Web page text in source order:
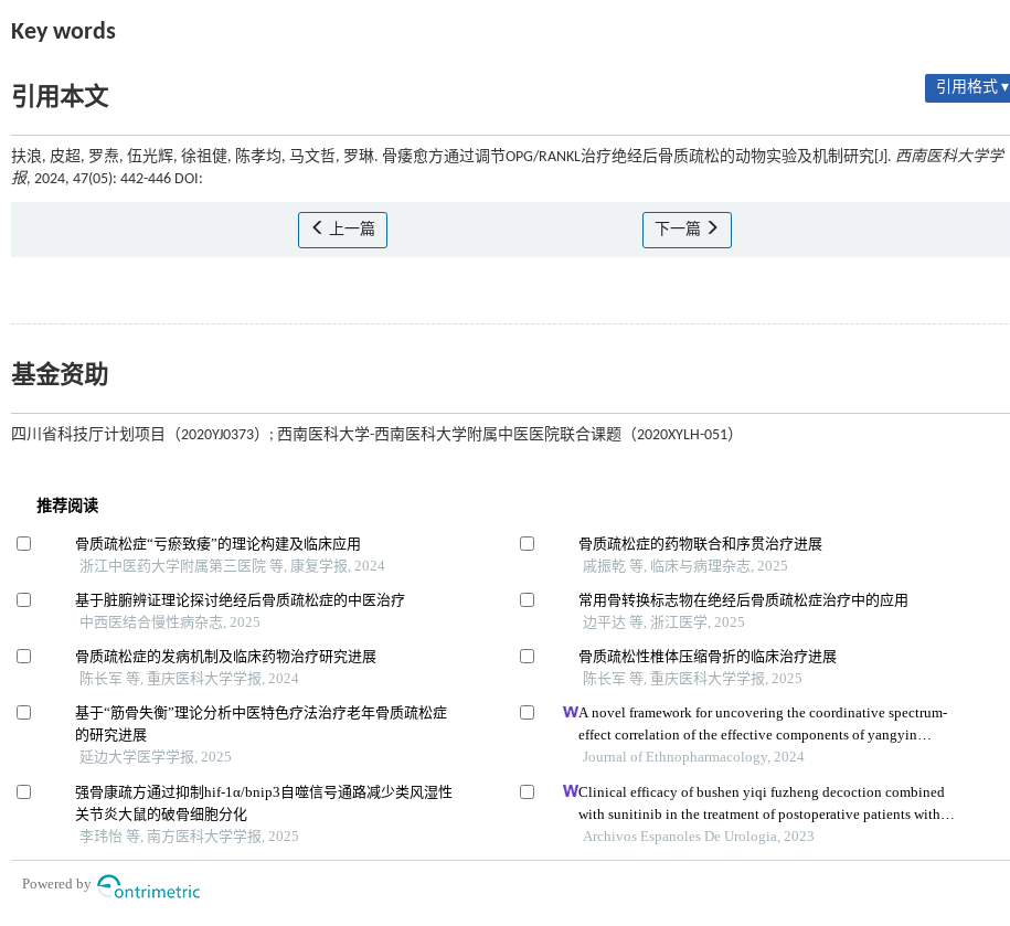
Key words
引用本文 引用格式 ▾
扶浪, 皮超, 罗焘, 伍光辉, 徐祖健, 陈孝均, 马文哲, 罗琳. 骨痿愈方通过调节OPG/RANKL治疗绝经后骨质疏松的动物实验及机制研究[J]. 西南医科大学学
报, 2024, 47(05): 442-446 DOI:
上一篇 下一篇
基金资助
四川省科技厅计划项目（2020YJ0373）; 西南医科大学-西南医科大学附属中医医院联合课题（2020XYLH-051）